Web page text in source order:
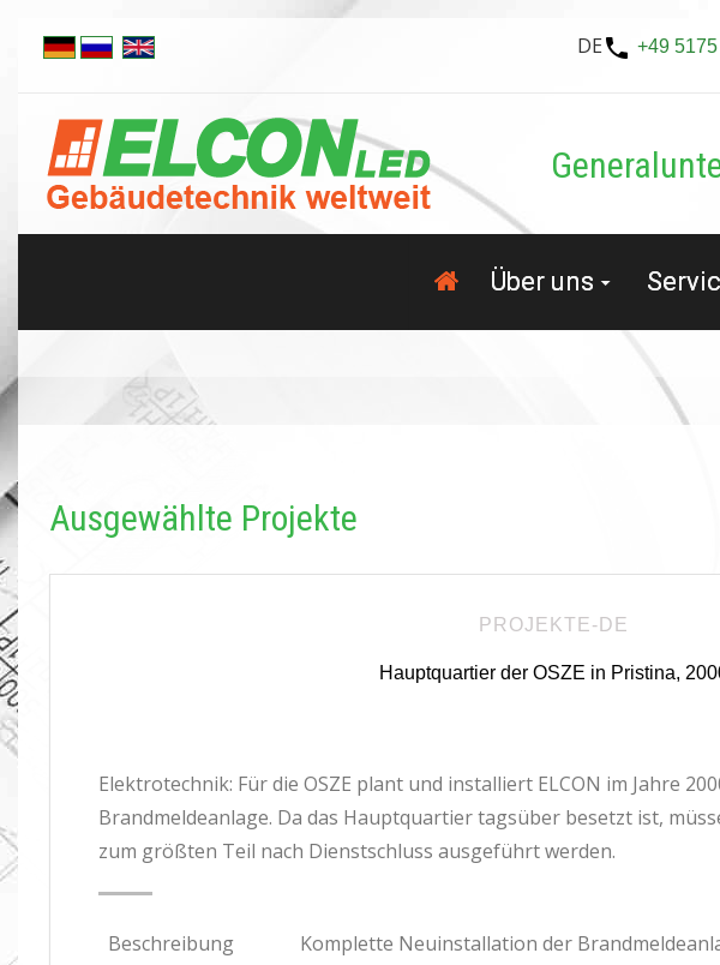
DE +49
Über uns
Ausgewählte Projekte
PROJEKTE-DE
Hauptquartier der OSZE in Pristina,
Elektrotechnik: Für die OSZE plant und installiert ELCON im Jahre
Brandmeldeanlage. Da das Hauptquartier tagsüber besetzt ist,
zum größten Teil nach Dienstschluss ausgeführt werden.
Beschreibung
Komplette Neuinstallation der